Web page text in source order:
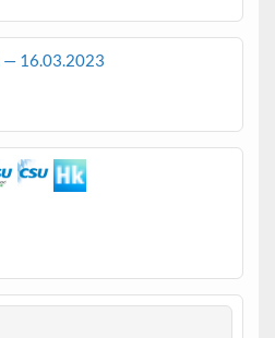
— 16.03.2023